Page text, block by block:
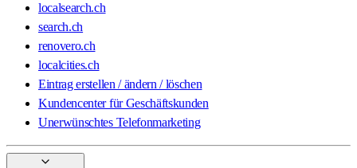
localsearch.ch
search.ch
renovero.ch
localcities.ch
Eintrag erstellen / ändern / löschen
Kundencenter für Geschäftskunden
Unerwünschtes Telefonmarketing